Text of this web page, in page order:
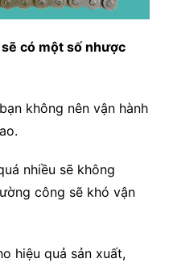
có một số nhược
không nên vận hành
nhiều sẽ không
công sẽ khó vận
hiệu quả sản xuất,